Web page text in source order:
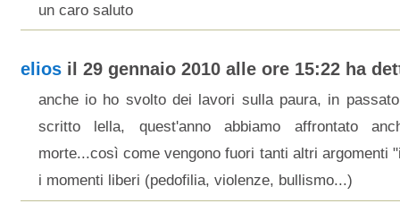
un caro saluto
eliosil 29 gennaio 2010 alle ore 15:22 ha
anche io ho svolto dei lavori sulla paura, in
scritto lella, quest'anno abbiamo affrontato
morte...così come vengono fuori tanti altri argomenti
i momenti liberi (pedofilia, violenze, bullismo...)